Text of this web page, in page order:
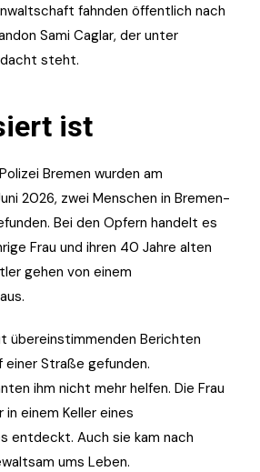
fahnden öffentlich nach
Sami Caglar, der unter
steht.
ist
Bremen wurden am
2026, zwei Menschen in Bremen-
Bei den Opfern handelt es
Frau und ihren 40 Jahre alten
gehen von einem
übereinstimmenden Berichten
Straße gefunden.
ihm nicht mehr helfen. Die Frau
einem Keller eines
entdeckt. Auch sie kam nach
ums Leben.